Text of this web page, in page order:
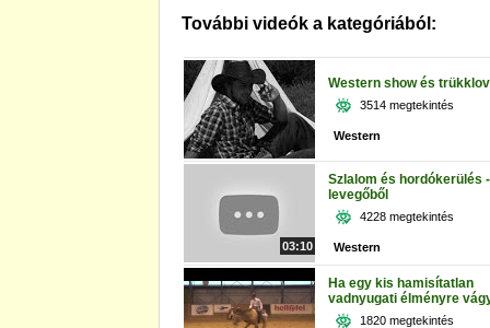
További videók a kategóriából:
03:10
Western show és
3514 megtekintés
Western
Szlalom és hordókerülés
levegőből
4228 megtekintés
Western
Ha egy kis hamisítatlan
vadnyugati élményre
1820 megtekintés